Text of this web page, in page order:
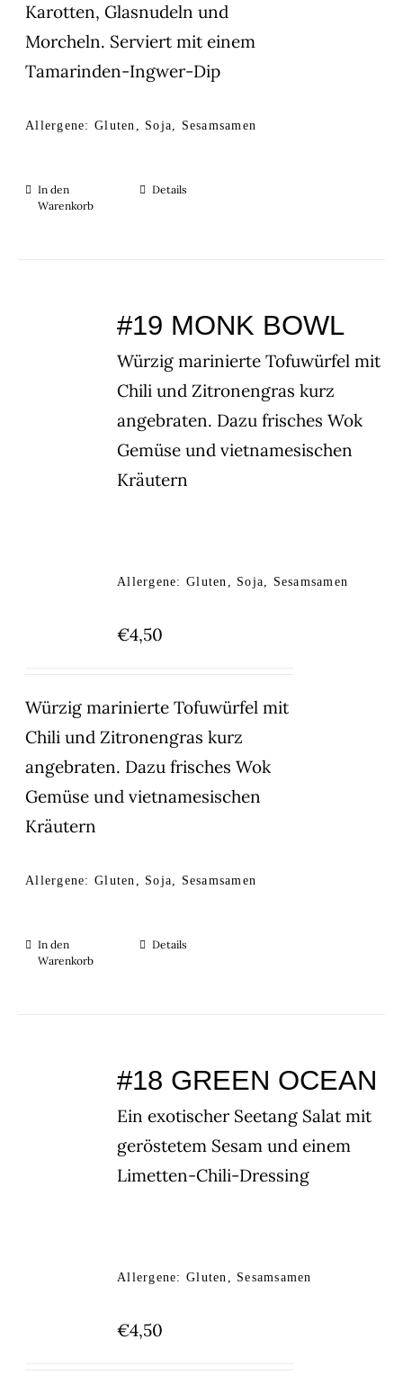
Karotten, Glasnudeln und
Morcheln. Serviert mit einem
Tamarinden-Ingwer-Dip
Allergene: Gluten, Soja, Sesamsamen
In den
Warenkorb
Details
#19 MONK BOWL
Würzig marinierte Tofuwürfel mit
Chili und Zitronengras kurz
angebraten. Dazu frisches Wok
Gemüse und vietnamesischen
Kräutern
Allergene: Gluten, Soja, Sesamsamen
€4,50
Würzig marinierte Tofuwürfel mit
Chili und Zitronengras kurz
angebraten. Dazu frisches Wok
Gemüse und vietnamesischen
Kräutern
Allergene: Gluten, Soja, Sesamsamen
In den
Warenkorb
Details
#18 GREEN OCEAN
Ein exotischer Seetang Salat mit
geröstetem Sesam und einem
Limetten-Chili-Dressing
Allergene: Gluten, Sesamsamen
€4,50